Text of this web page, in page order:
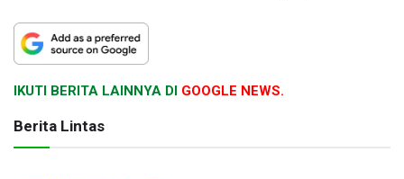
IKUTI BERITA LAINNYA DI GOOGLE NEWS.
Berita Lintas